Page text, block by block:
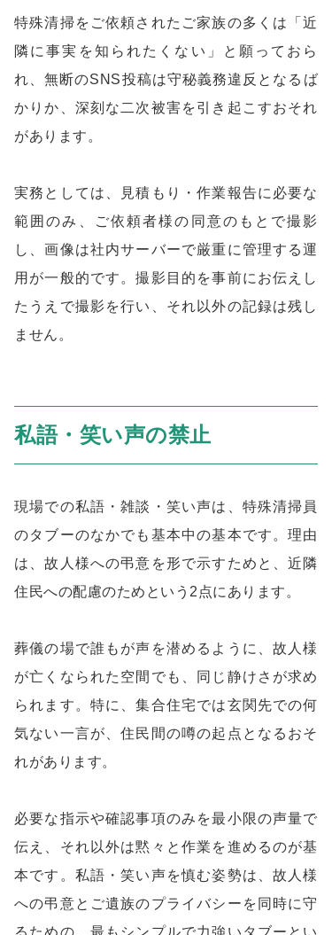
特殊清掃をご依頼されたご家族の多くは「近
隣に事実を知られたくない」と願っておら
れ、無断のSNS投稿は守秘義務違反となるば
かりか、深刻な二次被害を引き起こすおそれ
があります。
実務としては、見積もり・作業報告に必要な
範囲のみ、ご依頼者様の同意のもとで撮影
し、画像は社内サーバーで厳重に管理する運
用が一般的です。撮影目的を事前にお伝えし
たうえで撮影を行い、それ以外の記録は残し
ません。
私語・笑い声の禁止
現場での私語・雑談・笑い声は、特殊清掃員
のタブーのなかでも基本中の基本です。理由
は、故人様への弔意を形で示すためと、近隣
住民への配慮のためという2点にあります。
葬儀の場で誰もが声を潜めるように、故人様
が亡くなられた空間でも、同じ静けさが求め
られます。特に、集合住宅では玄関先での何
気ない一言が、住民間の噂の起点となるおそ
れがあります。
必要な指示や確認事項のみを最小限の声量で
伝え、それ以外は黙々と作業を進めるのが基
本です。私語・笑い声を慎む姿勢は、故人様
への弔意とご遺族のプライバシーを同時に守
るための、最もシンプルで力強いタブーとい